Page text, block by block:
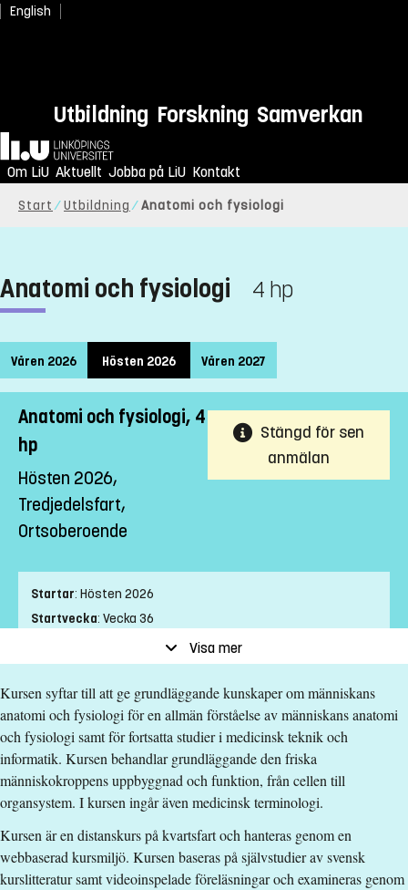
English
Utbildning Forskning Samverkan
Hem
Om LiU Aktuellt Jobba på LiU Kontakt
Start Utbildning Anatomi och fysiologi
Anatomi och fysiologi 4 hp
Våren 2026 Hösten 2026 Våren 2027
Anatomi och fysiologi, 4
hp
Hösten 2026,
Tredjedelsfart,
Ortsoberoende
Stängd för sen
anmälan
Startar: Hösten 2026
Startvecka: Vecka 36
Ort:Ortsoberoende
Studietakt: Tredjedelsfart
Nivå:Grundnivå
Studieform:Distans
Undervisningstid:Blandad undervisningstid
Antal obligatoriska tillfällen:0
Undervisningsspråk
Anmälningskod:LIU-1Z017
Antal platser:40
Visa mer
Kursen syftar till att ge grundläggande kunskaper om människans
anatomi och fysiologi för en allmän förståelse av människans anatomi
och fysiologi samt för fortsatta studier i medicinsk teknik och
informatik. Kursen behandlar grundläggande den friska
människokroppens uppbyggnad och funktion, från cellen till
organsystem. I kursen ingår även medicinsk terminologi.
Kursen är en distanskurs på kvartsfart och hanteras genom en
webbaserad kursmiljö. Kursen baseras på självstudier av svensk
kurslitteratur samt videoinspelade föreläsningar och examineras genom